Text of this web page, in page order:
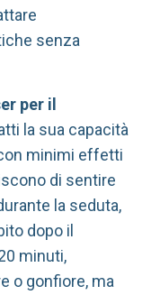
senza
per il
la sua capacità
minimi effetti
di sentire
la seduta,
dopo il
minuti,
o gonfiore, ma